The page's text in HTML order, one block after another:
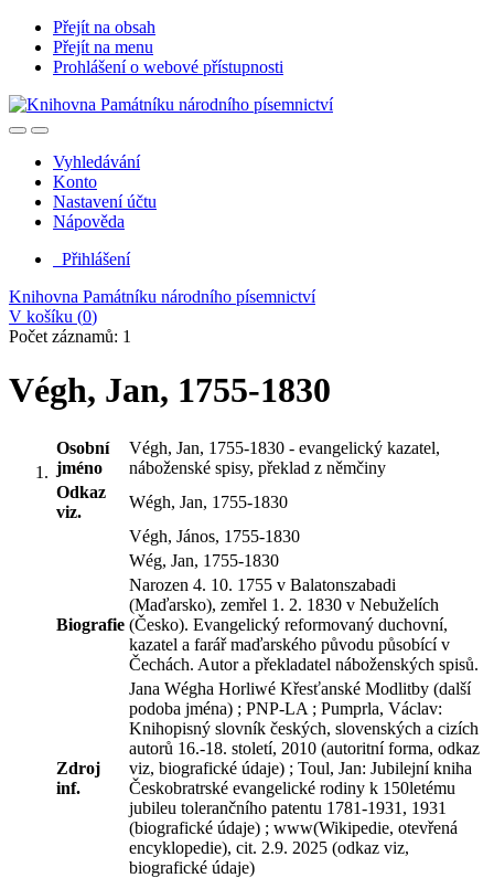
Přejít na obsah
Přejít na menu
Prohlášení o webové přístupnosti
Vyhledávání
Konto
Nastavení účtu
Nápověda
Přihlášení
Knihovna Památníku národního písemnictví
V košíku (0)
Počet záznamů: 1
Végh, Jan, 1755-1830
Osobní
jméno
Végh, Jan, 1755-1830 - evangelický kazatel,
náboženské spisy, překlad z němčiny
Odkaz
viz.
Wégh, Jan, 1755-1830
Végh, János, 1755-1830
Wég, Jan, 1755-1830
Biografie
Narozen 4. 10. 1755 v Balatonszabadi
(Maďarsko), zemřel 1. 2. 1830 v Nebuželích
(Česko). Evangelický reformovaný duchovní,
kazatel a farář maďarského původu působící v
Čechách. Autor a překladatel náboženských spisů.
Zdroj
inf.
Jana Wégha Horliwé Křesťanské Modlitby (další
podoba jména) ; PNP-LA ; Pumprla, Václav:
Knihopisný slovník českých, slovenských a cizích
autorů 16.-18. století, 2010 (autoritní forma, odkaz
viz, biografické údaje) ; Toul, Jan: Jubilejní kniha
Českobratrské evangelické rodiny k 150letému
jubileu tolerančního patentu 1781-1931, 1931
(biografické údaje) ; www(Wikipedie, otevřená
encyklopedie), cit. 2.9. 2025 (odkaz viz,
biografické údaje)